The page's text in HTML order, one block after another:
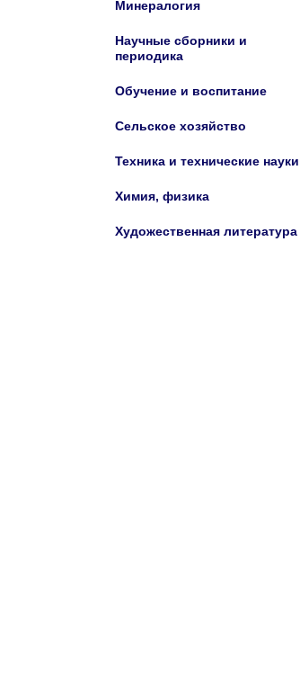
Минералогия
Научные сборники и
периодика
Обучение и воспитание
Сельское хозяйство
Техника и технические науки
Химия, физика
Художественная литература